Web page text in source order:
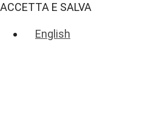
ACCETTA E SALVA
English